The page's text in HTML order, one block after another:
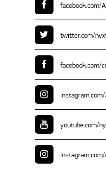
facebook.com/
twitter.com/
facebook.com/
instagram.com/
youtube.com/
instagram.com/